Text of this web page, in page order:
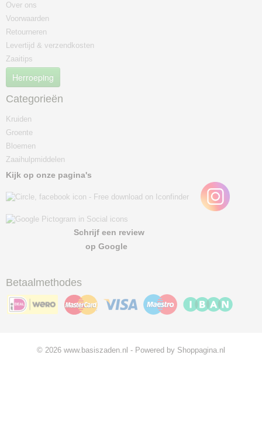
Over ons
Voorwaarden
Retourneren
Levertijd & verzendkosten
Zaaitips
Herroeping
Categorieën
Kruiden
Groente
Bloemen
Zaaihulpmiddelen
Kijk op onze pagina's
Schrijf een review
op Google
Betaalmethodes
© 2026 www.basiszaden.nl - Powered by Shoppagina.nl